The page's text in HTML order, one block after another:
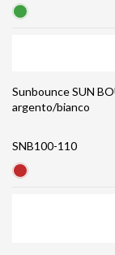
Sunbounce SUN
argento/bianco
SNB100-110